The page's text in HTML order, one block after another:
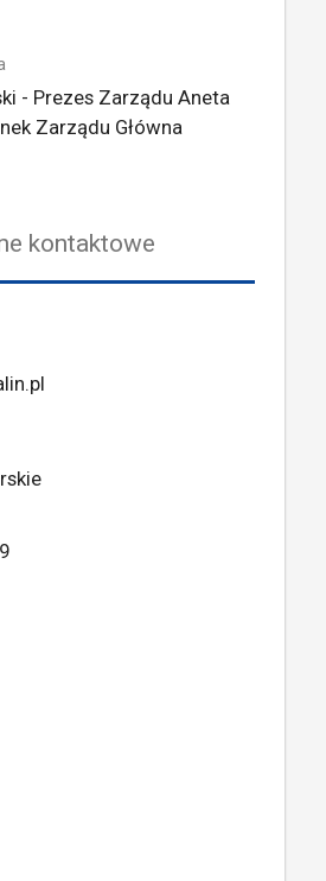
- Prezes Zarządu Aneta
Zarządu Główna
kontaktowe